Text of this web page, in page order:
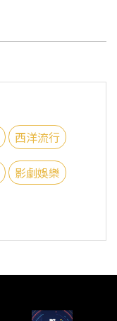
西洋流行
影劇娛樂